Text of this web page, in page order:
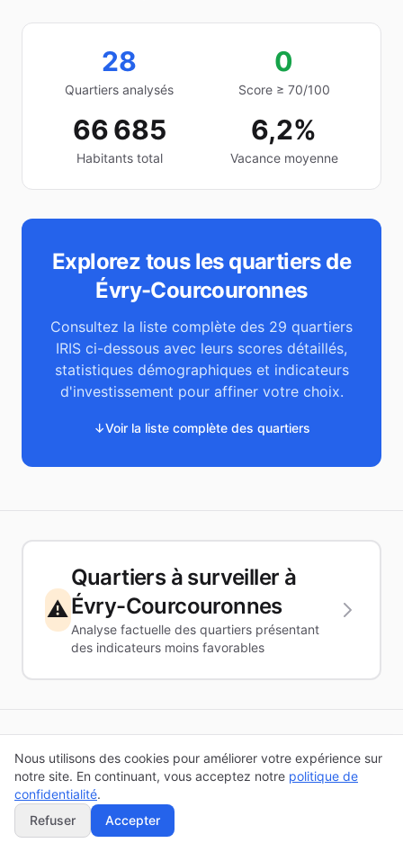
28
Quartiers analysés
0
Score ≥ 70/100
66 685
Habitants total
6,2%
Vacance moyenne
Explorez tous les quartiers de
Évry-Courcouronnes
Consultez la liste complète des 29 quartiers
IRIS ci-dessous avec leurs scores détaillés,
statistiques démographiques et indicateurs
d'investissement pour affiner votre choix.
↓Voir la liste complète des quartiers
⚠️
Quartiers à surveiller à
Évry-Courcouronnes
Analyse factuelle des quartiers présentant
des indicateurs moins favorables
🏘️ Quartiers IRIS
Qu'est-ce qu'un quartier IRIS ?
Regroupés pour l'Information Statistique) est le
Nous utilisons des cookies pour améliorer votre expérience sur
notre site. En continuant, vous acceptez notre politique de
confidentialité.
Refuser
Accepter